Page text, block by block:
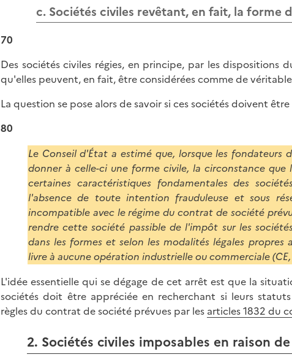
c. Sociétés civiles revêtant, en fait, la forme
70
Des sociétés civiles régies, en principe, par les
qu'elles peuvent, en fait, être considérées comme de
La question se pose alors de savoir si ces sociétés doivent
80
Le Conseil d'État a estimé que, lorsque les fondateurs
donner à celle-ci une forme civile, la circonstance que
certaines caractéristiques fondamentales des
l'absence de toute intention frauduleuse et sous
incompatible avec le régime du contrat de société
rendre cette société passible de l'impôt sur les
dans les formes et selon les modalités légales
livre à aucune opération industrielle ou commerciale (CE,
L'idée essentielle qui se dégage de cet arrêt est que la
sociétés doit être appréciée en recherchant si leurs
règles du contrat de société prévues par les articles 1832 du
2. Sociétés civiles imposables en raison